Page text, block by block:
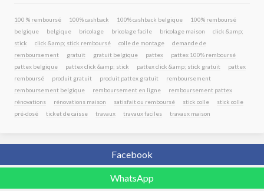
100 % remboursé 100% cashback 100% cashback belgique
100% remboursé
belgique
belgique bricolage bricolage facile bricolage maison
click &amp;
stick
click &amp; stick remboursé colle de montage
demande de
remboursement
gratuit gratuit belgique pattex
pattex 100% remboursé
pattex belgique
pattex click &amp; stick pattex click &amp; stick gratuit
pattex
remboursé
produit gratuit produit pattex gratuit
remboursement
remboursement belgique
remboursement en ligne
remboursement pattex
rénovations
rénovations maison satisfait ou remboursé stick colle
stick colle
pré-dosé
ticket de caisse travaux travaux faciles travaux maison
Facebook
WhatsApp